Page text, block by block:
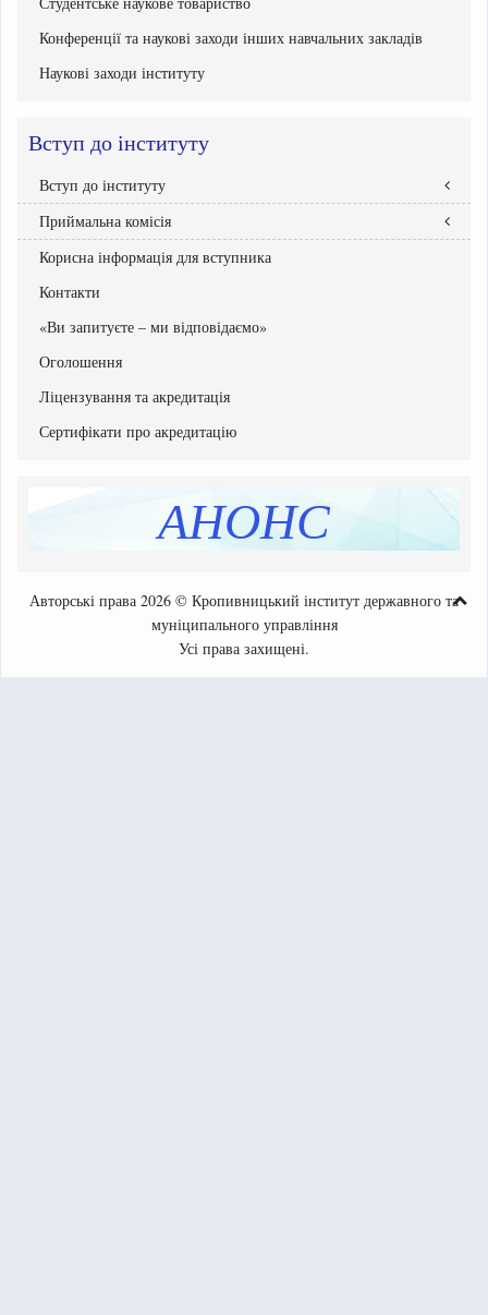
Конференції та наукові заходи інших навчальних закладів
Наукові заходи інституту
Вступ до інституту
Вступ до інституту
Правила прийому
Бакалавр
Національний мультипредметний тест
Рейтингові списки вступників
Списки рекомендованих вступників
Програми вступних випробувань
Етапи вступної кампанії
Додаткова інформація
Приймальна комісія
Склад Приймальної комісії
Графік роботи приймальної комісії
Корисна інформація для вступника
Контакти
«Ви запитуєте – ми відповідаємо»
Оголошення
Ліцензування та акредитація
Сертифікати про акредитацію
АНОНС
Авторські права 2026 © Кропивницький інститут державного та
муніципального управління
Усі права захищені.